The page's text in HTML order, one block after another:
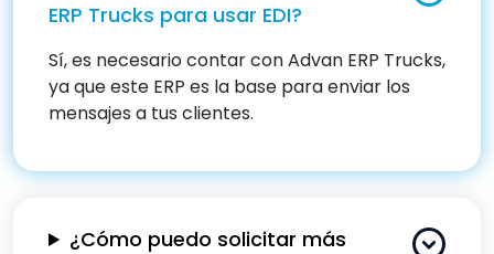
ERP Trucks para usar EDI?
Sí, es necesario contar con Advan ERP Trucks,
ya que este ERP es la base para enviar los
mensajes a tus clientes.
¿Cómo puedo solicitar más